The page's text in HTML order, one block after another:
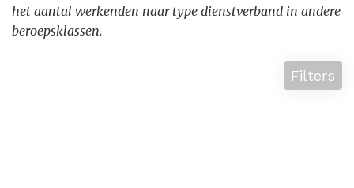
het aantal werkenden naar type dienstverband in andere
beroepsklassen.
Filters